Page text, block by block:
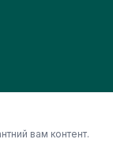
вам контент.